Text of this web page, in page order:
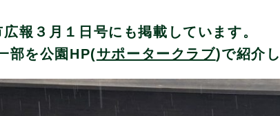
報３月１日号にも掲載しています。
部を公園HP(サポータークラブ)で紹介